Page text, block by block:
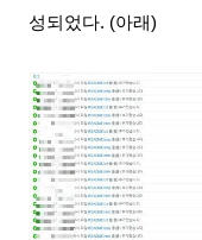
성되었다. (아래)